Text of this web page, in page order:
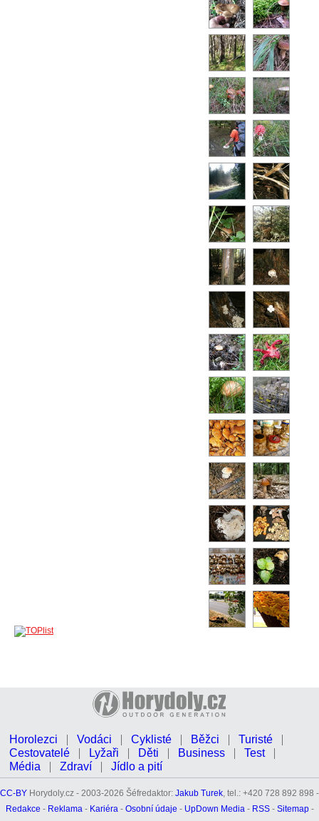
Horolezci Vodáci Cyklisté Běžci
Turisté
Cestovatelé
Lyžaři Děti Business
Test
Média
Zdraví Jídlo a pití
CC-BY Horydoly.cz - 2003-2026 Šéfredaktor: Jakub Turek, tel.: +420 728 892 898 -
Redakce - Reklama- Kariéra- Osobní údaje - UpDown Media- RSS- Sitemap-